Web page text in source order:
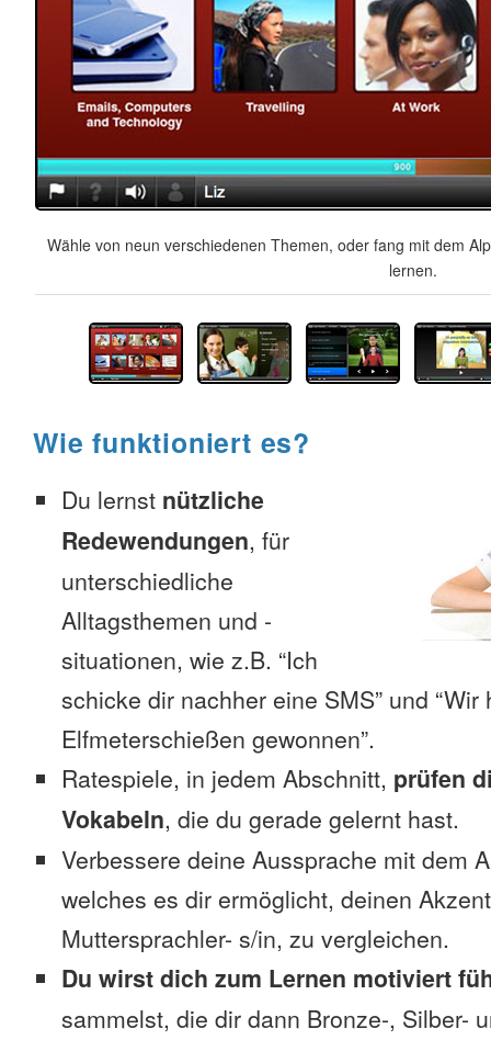
Wähle von neun verschiedenen Themen, oder fang mit dem
lernen.
Wie funktioniert es?
Du lernst nützliche
Redewendungen, für
unterschiedliche
Alltagsthemen und -
situationen, wie z.B. “Ich
schicke dir nachher eine SMS” und
Elfmeterschießen gewonnen”.
Ratespiele, in jedem Abschnitt, prüfen
Vokabeln, die du gerade gelernt hast.
Verbessere deine Aussprache mit dem
welches es dir ermöglicht, deinen
Muttersprachler- s/in, zu vergleichen.
Du wirst dich zum Lernen motiviert
sammelst, die dir dann Bronze-, Silber-